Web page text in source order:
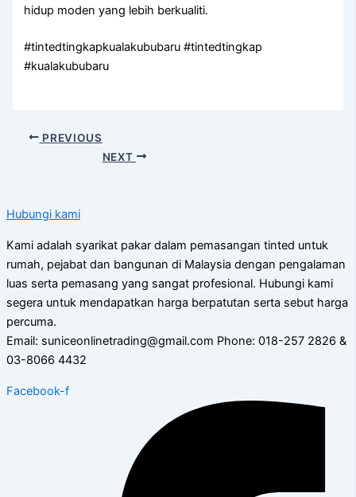
hidup moden yang lebih berkualiti.
#tintedtingkapkualakububaru #tintedtingkap
#kualakububaru
PREVIOUS
NEXT
Hubungi kami
Kami adalah syarikat pakar dalam pemasangan tinted untuk
rumah, pejabat dan bangunan di Malaysia dengan pengalaman
luas serta pemasang yang sangat profesional. Hubungi kami
segera untuk mendapatkan harga berpatutan serta sebut harga
percuma.
Email: suniceonlinetrading@gmail.com Phone: 018-257 2826 &
03-8066 4432
Facebook-f